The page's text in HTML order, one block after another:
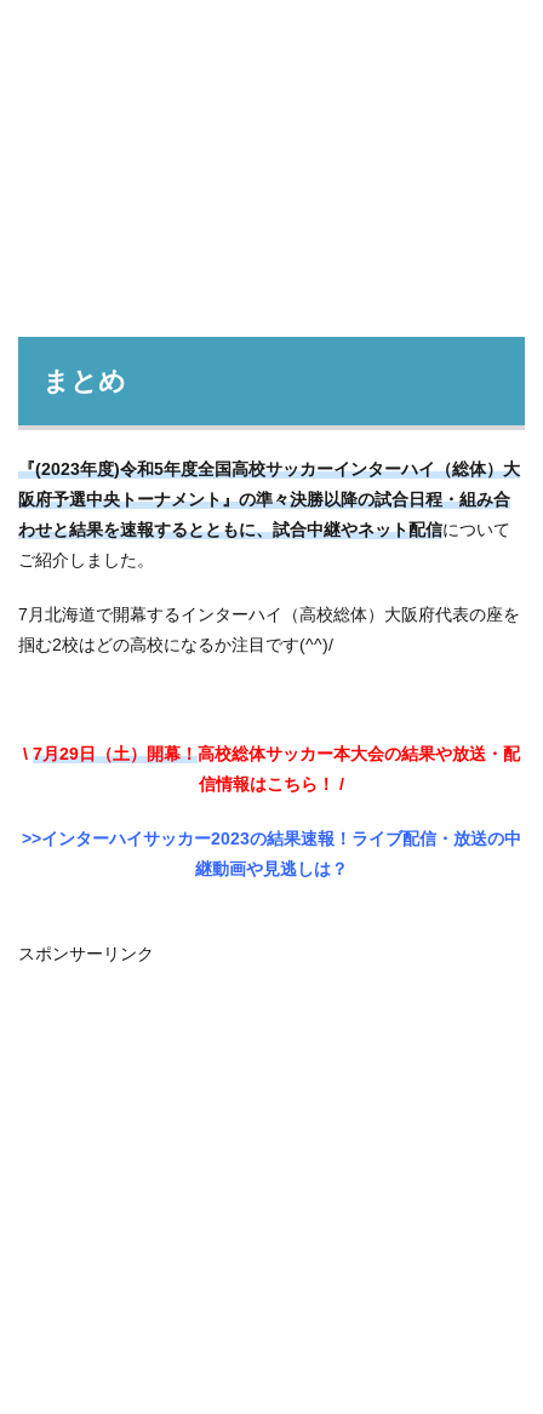
まとめ
『(2023年度)令和5年度全国高校サッカーインターハイ（総体）大
阪府予選中央トーナメント』の準々決勝以降の試合日程・組み合
わせと結果を速報するとともに、試合中継やネット配信について
ご紹介しました。
7月北海道で開幕するインターハイ（高校総体）大阪府代表の座を
掴む2校はどの高校になるか注目です(^^)/
\ 7月29日（土）開幕！高校総体サッカー本大会の結果や放送・配
信情報はこちら！ /
>>インターハイサッカー2023の結果速報！ライブ配信・放送の中
継動画や見逃しは？
スポンサーリンク